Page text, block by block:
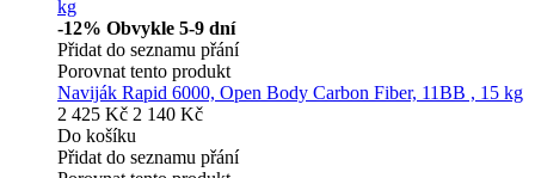
-12% Obvykle 5-9 dní
Přidat do seznamu přání
Porovnat tento produkt
Naviják Rapid 6000, Open Body Carbon Fiber, 11BB , 15 kg
2 425 Kč 2 140 Kč
Do košíku
Přidat do seznamu přání